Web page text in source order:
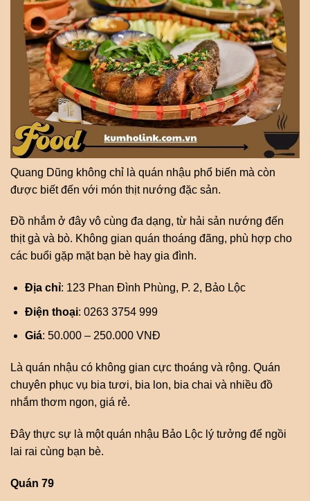
Quang Dũng không chỉ là quán nhậu phổ biến mà còn
được biết đến với món thịt nướng đặc sản.
Đồ nhắm ở đây vô cùng đa dạng, từ hải sản nướng đến
thịt gà và bò. Không gian quán thoáng đãng, phù hợp cho
các buổi gặp mặt bạn bè hay gia đình.
Địa chỉ: 123 Phan Đình Phùng, P. 2, Bảo Lộc
Điện thoại: 0263 3754 999
Giá: 50.000 – 250.000 VNĐ
Là quán nhậu có không gian cực thoáng và rộng. Quán
chuyên phục vụ bia tươi, bia lon, bia chai và nhiều đồ
nhắm thơm ngon, giá rẻ.
Đây thực sự là một quán nhậu Bảo Lộc lý tưởng để ngồi
lai rai cùng bạn bè.
Quán 79